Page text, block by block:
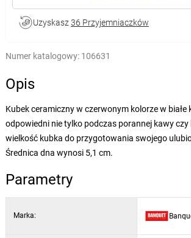
Uzyskasz 36 Przyjemniaczków
Numer katalogowy: 106631
Opis
Kubek ceramiczny w czerwonym kolorze w białe
odpowiedni nie tylko podczas porannej kawy czy
wielkość kubka do przygotowania swojego
Średnica dna wynosi 5,1 cm.
Parametry
Marka: